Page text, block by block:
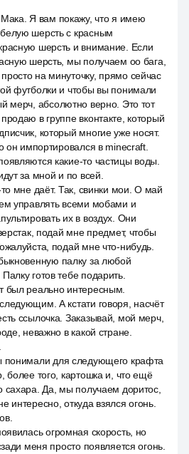
Я вам покажу, что я имею
шерсть с красным
шерсть и внимание. Если
шерсть, мы получаем оо бага,
на минуточку, прямо сейчас
футболки и чтобы вы понимали
мерч, абсолютно верно. Это тот
в группе вконтакте, который
который многие уже носят.
он импортировался в minecraft.
какие-то частицы воды.
за мной и по всей.
мне даёт. Так, свинки мои. О май
управлять всеми мобами и
их в воздух. Они
подай мне предмет, чтобы
подай мне что-нибудь.
палку за любой
готов тебе подарить.
был реально интересным.
А кстати говоря, насчёт
ссылочка. Заказывай, мой мерч,
неважно в какой стране.
понимали для следующего крафта
более того, картошка и, что ещё
сахара. Да, мы получаем доритос,
интересно, откуда взялся огонь.
огромная скорость, но
меня просто появляется огонь.